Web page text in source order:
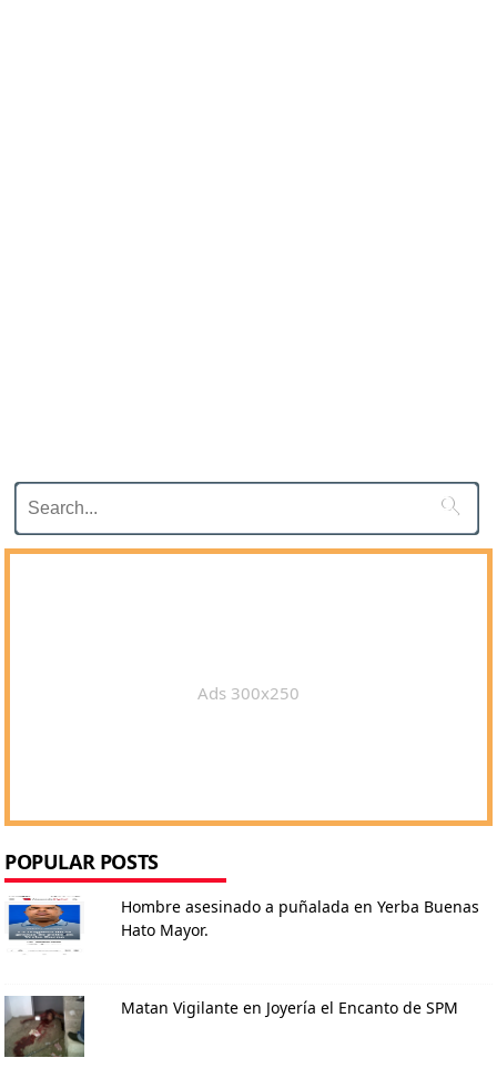

Ads 300x250
POPULAR POSTS
Hombre asesinado a puñalada en Yerba Buenas
Hato Mayor.
Matan Vigilante en Joyería el Encanto de SPM